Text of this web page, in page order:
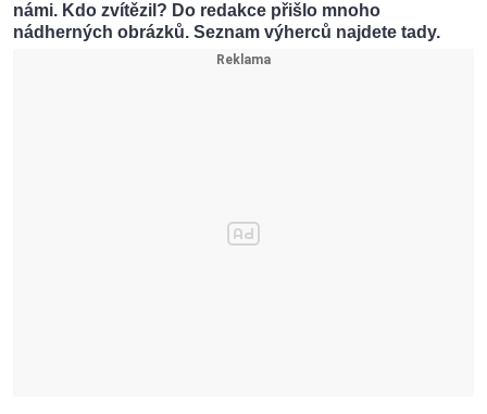
námi. Kdo zvítězil? Do redakce přišlo mnoho
nádherných obrázků. Seznam výherců najdete tady.